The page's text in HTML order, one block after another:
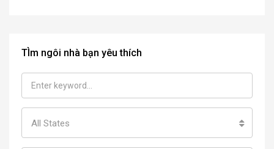
TÌm ngôi nhà bạn yêu thích
All States